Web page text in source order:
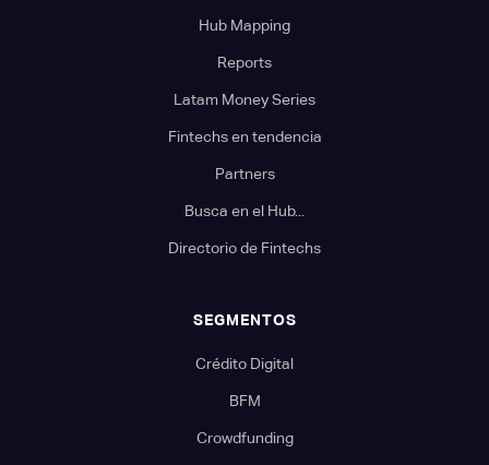
Hub Mapping
Reports
Latam Money Series
Fintechs en tendencia
Partners
Busca en el Hub...
Directorio de Fintechs
SEGMENTOS
Crédito Digital
BFM
Crowdfunding